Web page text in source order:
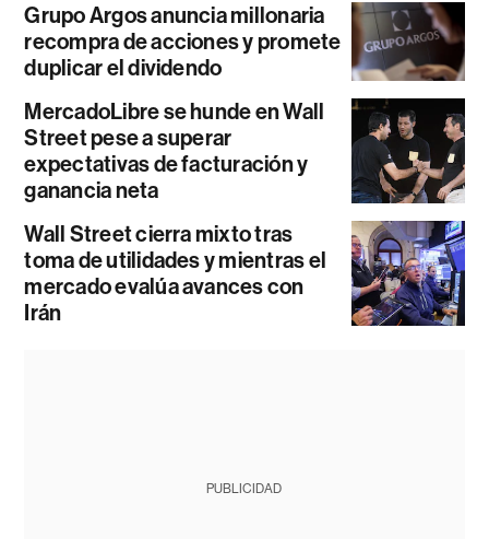
Grupo Argos anuncia millonaria
recompra de acciones y promete
duplicar el dividendo
MercadoLibre se hunde en Wall
Street pese a superar
expectativas de facturación y
ganancia neta
Wall Street cierra mixto tras
toma de utilidades y mientras el
mercado evalúa avances con
Irán
PUBLICIDAD